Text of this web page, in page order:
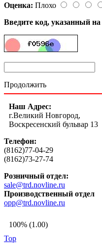
Оценка: Плохо
Введите код, указанный
Продолжить
Наш Адрес:
г.Великий Новгород,
Воскресенский бульвар 13
Телефон:
(8162)77-04-29
(8162)73-27-74
Розничный отдел:
sale@trd.novline.ru
Производственный отдел
opp@trd.novline.ru
100% (1.00)
Top